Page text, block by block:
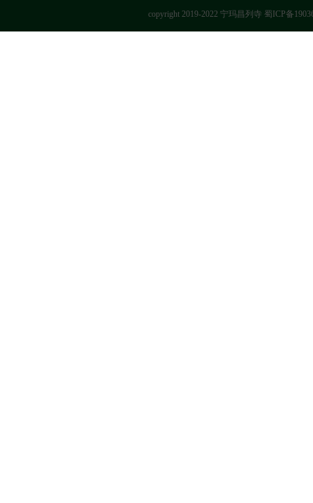
copyright 2019-2022 宁玛昌列寺 蜀ICP备